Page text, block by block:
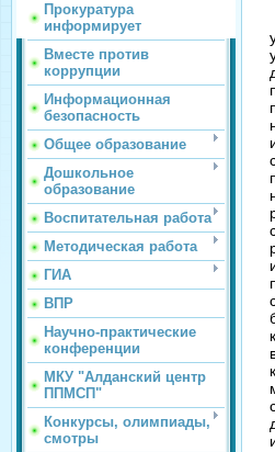
Прокуратура
информирует
Вместе против
коррупции
Информационная
безопасность
Общее образование
Дошкольное
образование
Воспитательная работа
Методическая работа
ГИА
ВПР
Научно-практические
конференции
МКУ "Алданский центр
ППМСП"
Конкурсы, олимпиады,
смотры